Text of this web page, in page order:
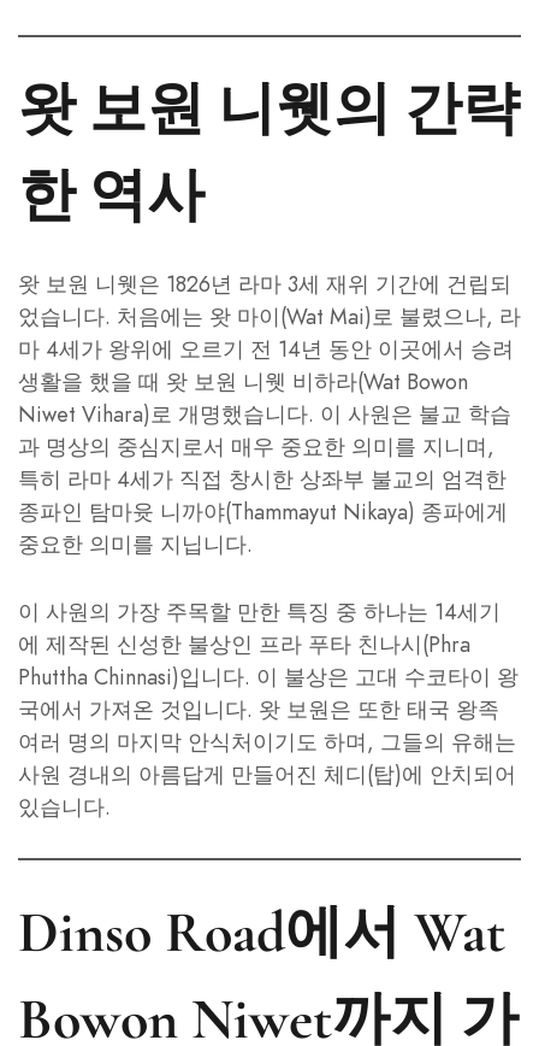
왓 보원 니웻의 간략
한 역사
왓 보원 니웻은 1826년 라마 3세 재위 기간에 건립되
었습니다. 처음에는 왓 마이(Wat Mai)로 불렸으나, 라
마 4세가 왕위에 오르기 전 14년 동안 이곳에서 승려
생활을 했을 때 왓 보원 니웻 비하라(Wat Bowon
Niwet Vihara)로 개명했습니다. 이 사원은 불교 학습
과 명상의 중심지로서 매우 중요한 의미를 지니며,
특히 라마 4세가 직접 창시한 상좌부 불교의 엄격한
종파인 탐마윳 니까야(Thammayut Nikaya) 종파에게
중요한 의미를 지닙니다.
이 사원의 가장 주목할 만한 특징 중 하나는 14세기
에 제작된 신성한 불상인 프라 푸타 친나시(Phra
Phuttha Chinnasi)입니다. 이 불상은 고대 수코타이 왕
국에서 가져온 것입니다. 왓 보원은 또한 태국 왕족
여러 명의 마지막 안식처이기도 하며, 그들의 유해는
사원 경내의 아름답게 만들어진 체디(탑)에 안치되어
있습니다.
Dinso Road에서 Wat
Bowon Niwet까지 가